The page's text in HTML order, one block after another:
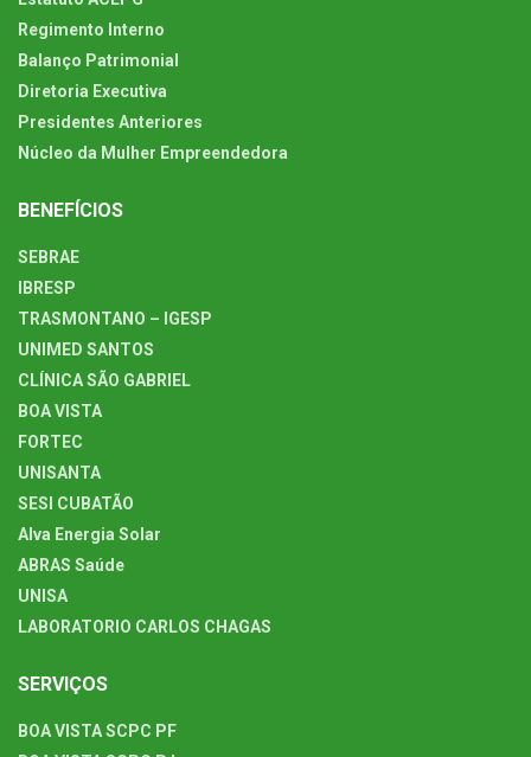
Regimento Interno
Balanço Patrimonial
Diretoria Executiva
Presidentes Anteriores
Núcleo da Mulher Empreendedora
BENEFÍCIOS
SEBRAE
IBRESP
TRASMONTANO – IGESP
UNIMED SANTOS
CLÍNICA SÃO GABRIEL
BOA VISTA
FORTEC
UNISANTA
SESI CUBATÃO
Alva Energia Solar
ABRAS Saúde
UNISA
LABORATORIO CARLOS CHAGAS
SERVIÇOS
BOA VISTA SCPC PF